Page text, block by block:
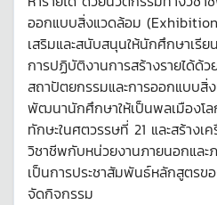
ออกแบบสิ่งแวดล้อม
เสริมและสนับสนุนให้นักศึกษาเรี
การปฏิบัติงานการสร้างรายได้ด้
สถาปัตยกรรมและการออกแบบสิ่
พัฒนานักศึกษาให้เป็นพลเมืองโ
ทักษะในศตวรรษที่ 21 และสร้างเ
วิชาชีพกับหน่วยงานภายนอกและ
เป็นการประชาสัมพันธ์หลักสูตรข
จัดกิจกรรม